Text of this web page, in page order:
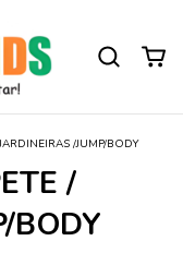
/JUMP/BODY
/
BODY